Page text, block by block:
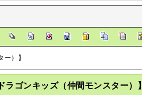
）】
ラゴンキッズ（仲間モンスター）】